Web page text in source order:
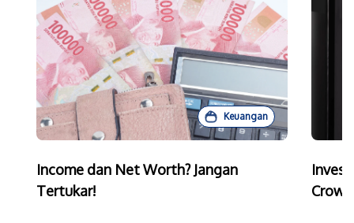
Keuangan
Income dan Net Worth? Jangan
Tertukar!